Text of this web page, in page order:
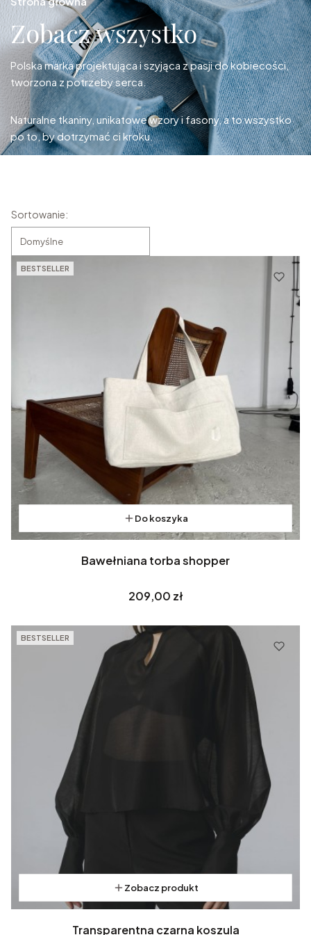
Zobacz wszystko
Polska marka projektująca i szyjąca z pasji do kobiecości,
tworzona z potrzeby serca.
Naturalne tkaniny, unikatowe wzory i fasony, a to wszystko
po to, by dotrzymać ci kroku.
Lista produktów
Sortowanie:
Domyślne
BESTSELLER
Do koszyka
Bawełniana torba shopper
Cena
209,00 zł
BESTSELLER
Zobacz produkt
Transparentna czarna koszula